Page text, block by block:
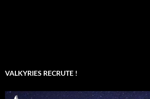
VALKYRIES RECRUTE !